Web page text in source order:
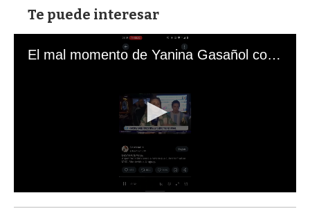
Te puede interesar
El mal momento de Yanina Gasañol con un hincha argentino en "Subrayado"
s